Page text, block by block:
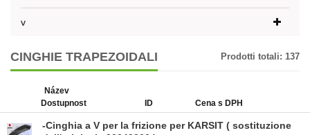
v
CINGHIE TRAPEZOIDALI Prodotti totali: 137
Název
Dostupnost
ID Cena s DPH
-Cinghia a V per la frizione per KARSIT ( sostituzione